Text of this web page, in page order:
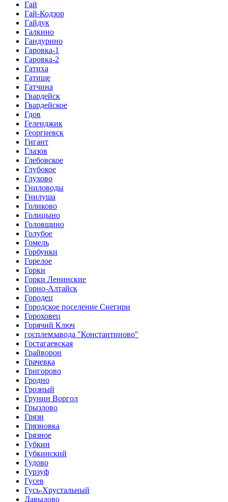
Гай
Гай-Кодзор
Гайдук
Галкино
Гандурино
Гаровка-1
Гаровка-2
Гатиха
Гатище
Гатчина
Гвардейск
Гвардейское
Гдов
Геленджик
Георгиевск
Гигант
Глазов
Глебовское
Глубокое
Глухово
Гниловоды
Гнилуша
Голиково
Голицыно
Головщино
Голубое
Гомель
Горбунки
Горелое
Горки
Горки Ленинские
Горно-Алтайск
Городец
Городское поселение Снегири
Гороховец
Горячий Ключ
госплемзавода "Константиново"
Гостагаевская
Грайворон
Грачевка
Григорово
Гродно
Грозный
Грунин Воргол
Грызлово
Грязи
Грязновка
Грязное
Губкин
Губкинский
Гудово
Гурзуф
Гусев
Гусь-Хрустальный
Давыдово